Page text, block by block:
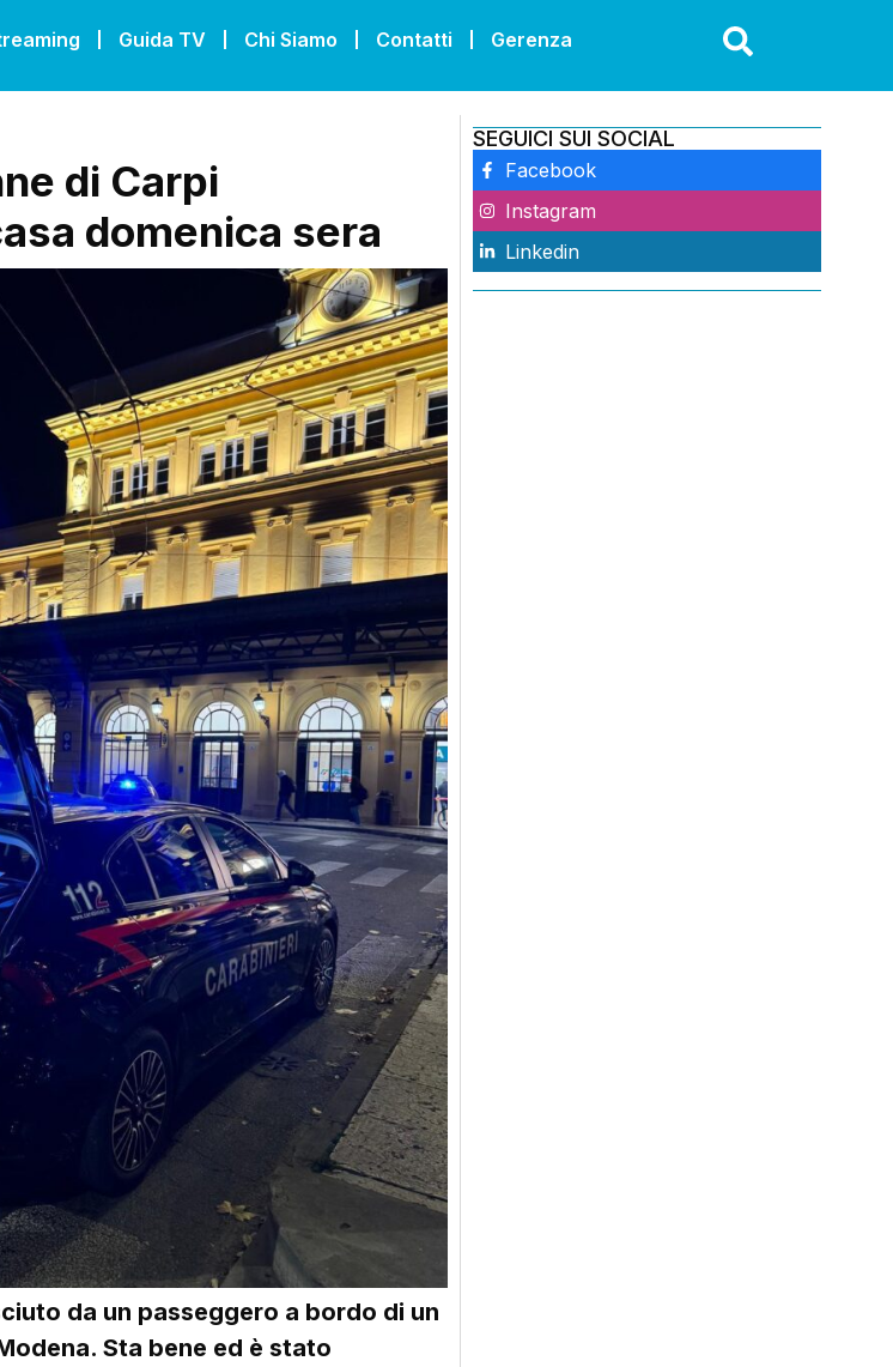
Guida TV Chi Siamo Contatti Gerenza
di Carpi
domenica sera
da un passeggero a bordo di un
Sta bene ed è stato
SEGUICI SUI SOCIAL
Facebook
Instagram
Linkedin